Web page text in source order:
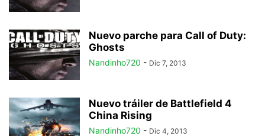
Nuevo parche para Call of Duty:
Ghosts
Nandinho720 - Dic 7, 2013
Nuevo tráiler de Battlefield 4
China Rising
Nandinho720 - Dic 4, 2013